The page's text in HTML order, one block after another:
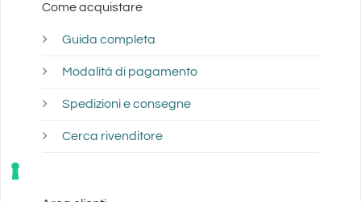
Come acquistare
Guida completa
Modalità di pagamento
Spedizioni e consegne
Cerca rivenditore